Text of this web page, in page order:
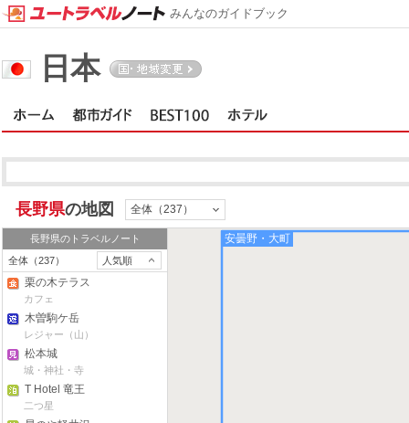
日本
長野県の地図 全体（237）
長野県のトラベルノート
全体（237）
人気順
栗の木テラス
カフェ
木曽駒ケ岳
レジャー（山）
松本城
城・神社・寺
T Hotel 竜王
二つ星
安曇野・大町
みんなのガイドブック